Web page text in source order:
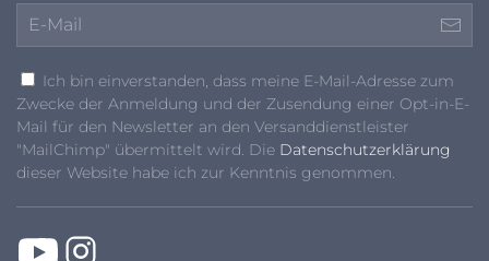
Ich bin einverstanden, dass meine E-Mail-Adresse zum
Zwecke der Anmeldung und der Zusendung einer Opt-in-E-
Mail für den Newsletter an den Versanddienstleister
"MailChimp" übermittelt wird. Die Datenschutzerklärung
dieser Website habe ich zur Kenntnis genommen.